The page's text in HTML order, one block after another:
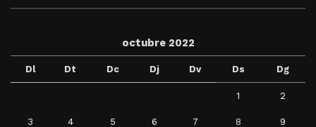
octubre 2022
Dl Dt Dc Dj Dv Ds Dg
1 2
3 4 5 6 7 8 9